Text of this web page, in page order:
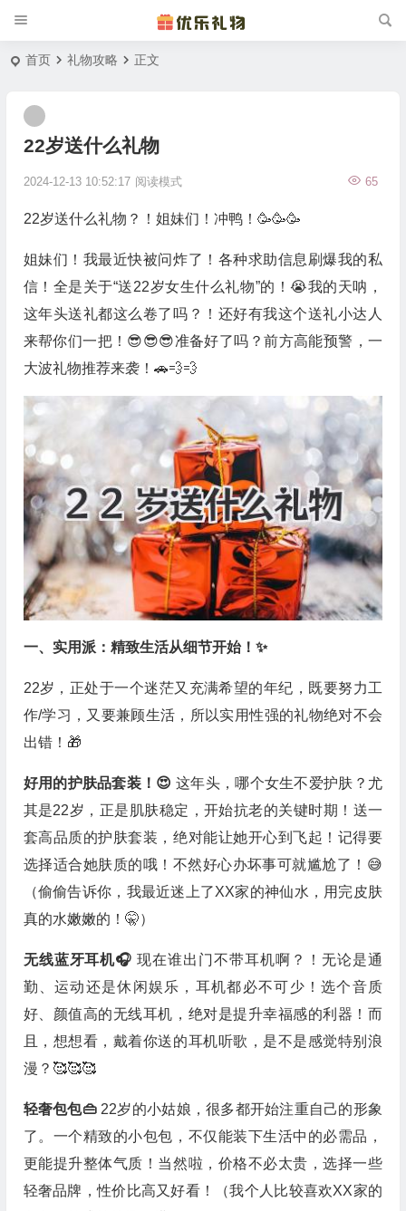
首页 礼物攻略 正文
22岁送什么礼物
2024-12-13 10:52:17 65
阅读模式
22岁送什么礼物？！姐妹们！冲鸭！🥳🥳🥳
姐妹们！我最近快被问炸了！各种求助信息刷爆我的私
信！全是关于“送22岁女生什么礼物”的！😭我的天呐，
这年头送礼都这么卷了吗？！还好有我这个送礼小达人
来帮你们一把！😎😎😎准备好了吗？前方高能预警，一
大波礼物推荐来袭！🚗💨💨
一、实用派：精致生活从细节开始！✨
22岁，正处于一个迷茫又充满希望的年纪，既要努力工
作/学习，又要兼顾生活，所以实用性强的礼物绝对不会
出错！🎁
好用的护肤品套装！😍 这年头，哪个女生不爱护肤？尤
其是22岁，正是肌肤稳定，开始抗老的关键时期！送一
套高品质的护肤套装，绝对能让她开心到飞起！记得要
选择适合她肤质的哦！不然好心办坏事可就尴尬了！😅
（偷偷告诉你，我最近迷上了XX家的神仙水，用完皮肤
真的水嫩嫩的！🤫）
无线蓝牙耳机🎧现在谁出门不带耳机啊？！无论是通
勤、运动还是休闲娱乐，耳机都必不可少！选个音质
好、颜值高的无线耳机，绝对是提升幸福感的利器！而
且，想想看，戴着你送的耳机听歌，是不是感觉特别浪
漫？🥰🥰🥰
轻奢包包👜 22岁的小姑娘，很多都开始注重自己的形象
了。一个精致的小包包，不仅能装下生活中的必需品，
更能提升整体气质！当然啦，价格不必太贵，选择一些
轻奢品牌，性价比高又好看！（我个人比较喜欢XX家的